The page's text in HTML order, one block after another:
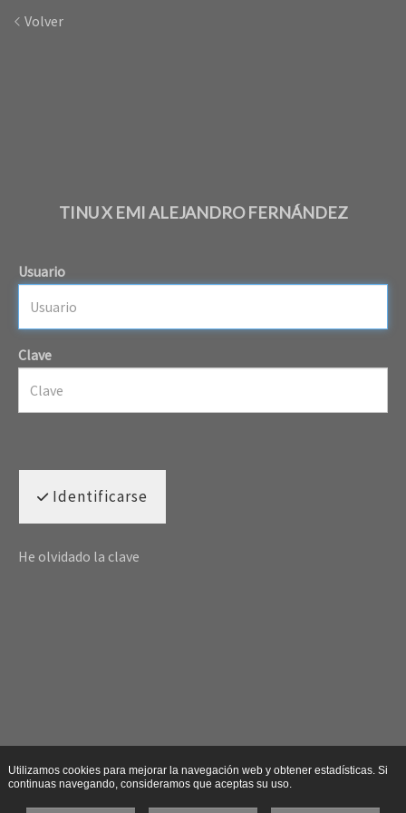
Volver
TINU X EMI ALEJANDRO FERNÁNDEZ
Usuario
Clave
Identificarse
He olvidado la clave
Utilizamos cookies para mejorar la navegación web y obtener estadísticas. Si
continuas navegando, consideramos que aceptas su uso.